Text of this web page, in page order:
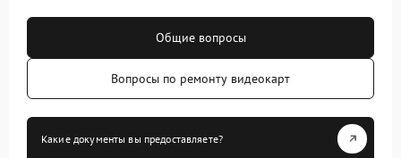
Общие вопросы
Вопросы по ремонту видеокарт
Какие документы вы предоставляете?